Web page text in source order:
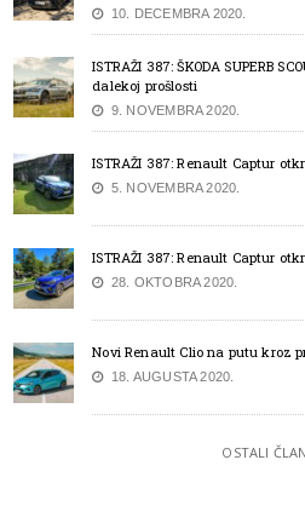
10. DECEMBRA 2020.
ISTRAŽI 387: ŠKODA SUPERB
dalekoj prošlosti
9. NOVEMBRA 2020.
ISTRAŽI 387: Renault Captur
5. NOVEMBRA 2020.
ISTRAŽI 387: Renault Captur
28. OKTOBRA 2020.
Novi Renault Clio na putu kroz
18. AUGUSTA 2020.
OSTALI